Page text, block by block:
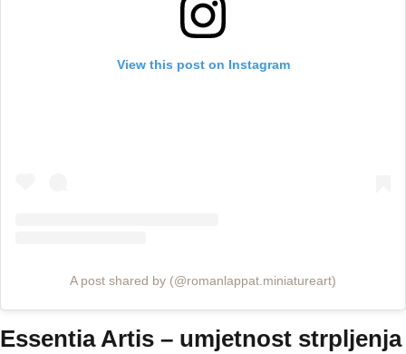
View this post on Instagram
A post shared by (@romanlappat.miniatureart)
Essentia Artis – umjetnost strpljenja